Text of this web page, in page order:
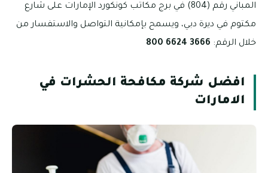
المباني رقم (804) في برج مكاتب كونكورد الإمارات على شارع
مكتوم في ديرة دبي، ويسمح بإمكانية التواصل والاستفسار من
خلال الرقم:
افضل شركة مكافحة الحشرات في
الامارات